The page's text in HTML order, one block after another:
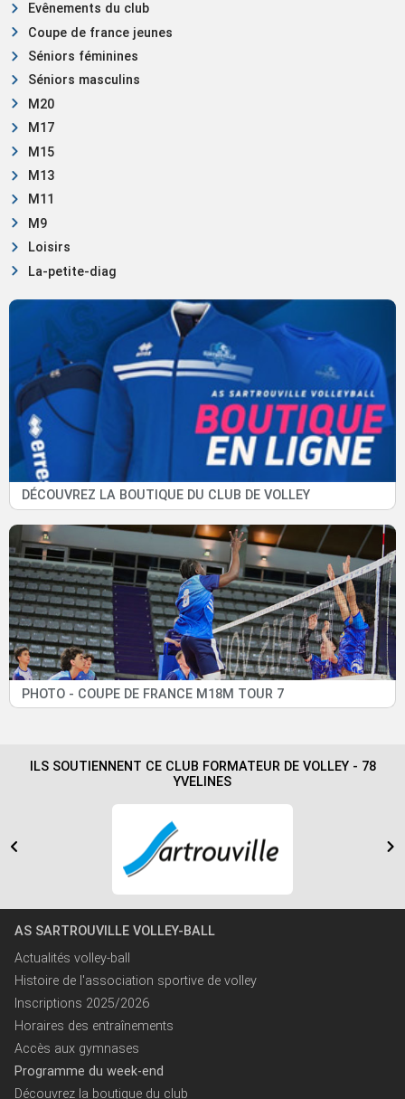
Evênements du club
Coupe de france jeunes
Séniors féminines
Séniors masculins
M20
M17
M15
M13
M11
M9
Loisirs
La-petite-diag
DÉCOUVREZ LA BOUTIQUE DU CLUB DE VOLLEY
PHOTO - COUPE DE FRANCE M18M TOUR 7
ILS SOUTIENNENT CE CLUB FORMATEUR DE VOLLEY - 78
YVELINES
AS SARTROUVILLE VOLLEY-BALL
Actualités volley-ball
Histoire de l'association sportive de volley
Inscriptions 2025/2026
Horaires des entraînements
Accès aux gymnases
Programme du week-end
Découvrez la boutique du club